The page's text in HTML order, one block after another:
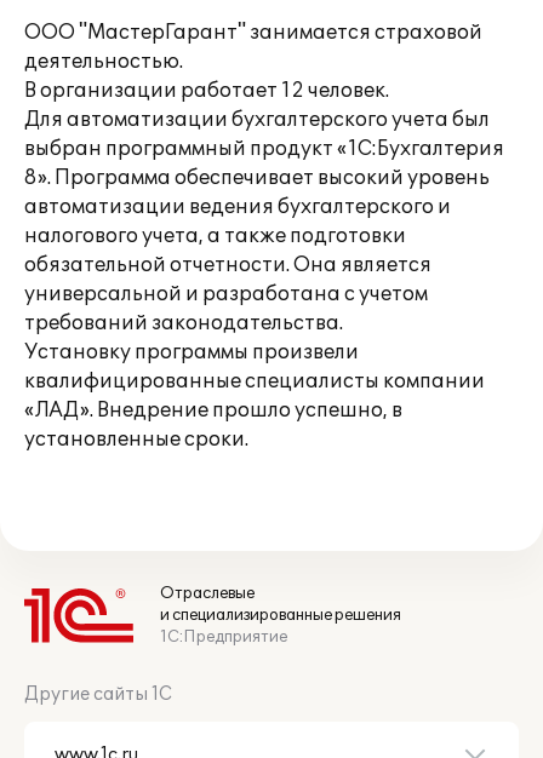
ООО "МастерГарант" занимается страховой
деятельностью.
В организации работает 12 человек.
Для автоматизации бухгалтерского учета был
выбран программный продукт «1С:Бухгалтерия
8». Программа обеспечивает высокий уровень
автоматизации ведения бухгалтерского и
налогового учета, а также подготовки
обязательной отчетности. Она является
универсальной и разработана с учетом
требований законодательства.
Установку программы произвели
квалифицированные специалисты компании
«ЛАД». Внедрение прошло успешно, в
установленные сроки.
Отраслевые
и специализированные решения
1С:Предприятие
Другие сайты 1С